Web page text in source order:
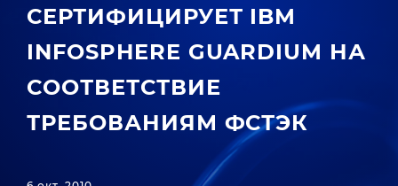
СЕРТИФИЦИРУЕТ IBM
INFOSPHERE GUARDIUM НА
СООТВЕТСТВИЕ
ТРЕБОВАНИЯМ ФСТЭК